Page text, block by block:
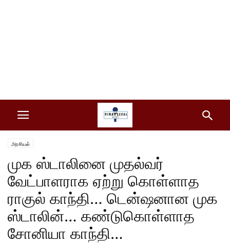
அரசியல்
முக ஸ்டாலினை முதல்வர்
வேட்பாளராக ஏற்று கொள்ளாத
ராகுல் காந்தி… டென்ஷனான முக
ஸ்டாலின்… கண்டுகொள்ளாத
சோனியா காந்தி…